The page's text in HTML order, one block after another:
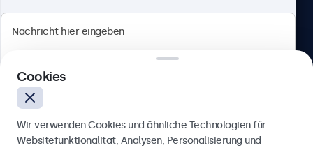
Berliner Allee 59, 40212 Düsseldorf, Deutschland
Deutsch
Cookies
Wir verwenden Cookies und ähnliche Technologien für
Websitefunktionalität, Analysen, Personalisierung und